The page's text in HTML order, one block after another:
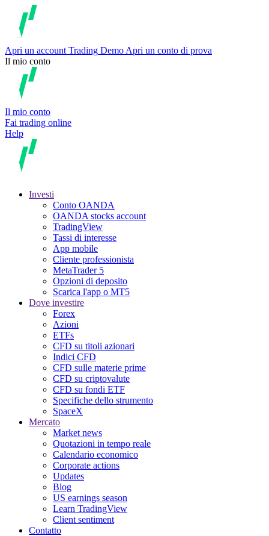
Apri un account Trading Demo Apri un conto di prova
Il mio conto
Il mio conto
Fai trading online
Help
Investi
Conto OANDA
OANDA stocks account
TradingView
Tassi di interesse
App mobile
Cliente professionista
MetaTrader 5
Opzioni di deposito
Scarica l'app o MT5
Dove investire
Forex
Azioni
ETFs
CFD su titoli azionari
Indici CFD
CFD sulle materie prime
CFD su criptovalute
CFD su fondi ETF
Specifiche dello strumento
SpaceX
Mercato
Market news
Quotazioni in tempo reale
Calendario economico
Corporate actions
Updates
Blog
US earnings season
Learn TradingView
Client sentiment
Contatto